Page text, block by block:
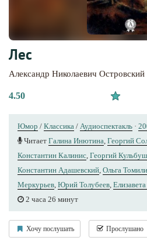
Лес
Александр Николаевич Островский
4.50
Юмор / Классика / Аудиоспектакль ·
Читает Галина Инютина Георгий
Константин Калинис Георгий Кульбуш
Константин Адашевский Ольга
Меркурьев Юрий Толубеев
2 часа 26 минут
Хочу послушать Прослушано